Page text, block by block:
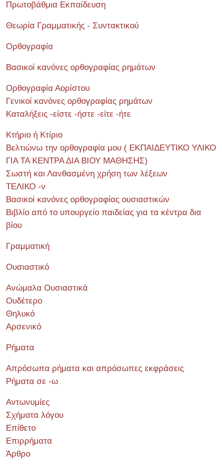
Πρωτοβάθμια Εκπαίδευση
Θεωρία Γραμματικής - Συντακτικού
Ορθογραφία
Βασικοί κανόνες ορθογραφίας ρημάτων
Ορθογραφία Αορίστου
Γενικοί κανόνες ορθογραφίας ρημάτων
Καταλήξεις -είστε -ήστε -είτε -ήτε
Κτήριο ή Κτίριο
Βελτιώνω την ορθογραφία μου ( ΕΚΠΑΙΔΕΥΤΙΚΟ ΥΛΙΚΟ
ΓΙΑ ΤΑ ΚΕΝΤΡΑ ΔΙΑ ΒΙΟΥ ΜΑΘΗΣΗΣ)
Σωστή και Λανθασμένη χρήση των λέξεων
ΤΕΛΙΚΟ -ν
Βασικοί κανόνες ορθογραφίας ουσιαστικών
Βιβλίο από το υπουργείο παιδείας για τα κέντρα δια
βίου
Γραμματική
Ουσιαστικό
Ανώμαλα Ουσιαστικά
Ουδέτερο
Θηλυκό
Αρσενικό
Ρήματα
Απρόσωπα ρήματα και απρόσωπες εκφράσεις
Ρήματα σε -ω
Αντωνυμίες
Σχήματα λόγου
Επίθετο
Επιρρήματα
Άρθρο